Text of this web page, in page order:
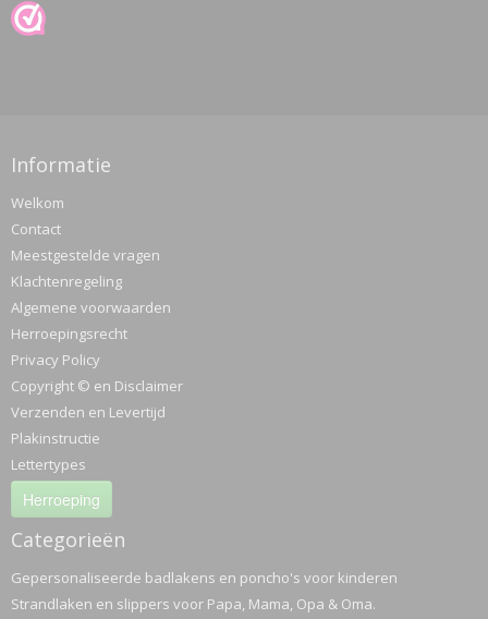
Informatie
Welkom
Contact
Meestgestelde vragen
Klachtenregeling
Algemene voorwaarden
Herroepingsrecht
Privacy Policy
Copyright © en Disclaimer
Verzenden en Levertijd
Plakinstructie
Lettertypes
Herroeping
Categorieën
Gepersonaliseerde badlakens en poncho's voor kinderen
Strandlaken en slippers voor Papa, Mama, Opa & Oma.